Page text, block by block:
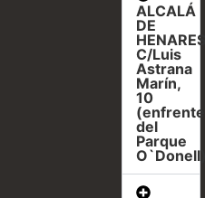
ALCALÁ
DE
HENARES,
C/Luis
Astrana
Marín,
10
(enfrente
del
Parque
O`Donell)